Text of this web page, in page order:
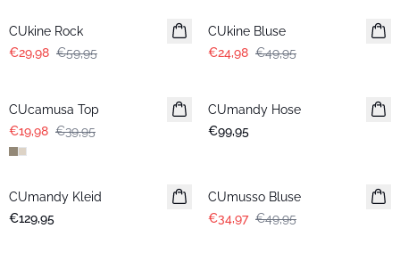
CUkine Rock
€29,98 €59,95
CUkine Bluse
€24,98 €49,95
CUcamusa Top
€19,98 €39,95
CUmandy Hose
€99,95
CUmandy Kleid
€129,95
CUmusso Bluse
€34,97 €49,95